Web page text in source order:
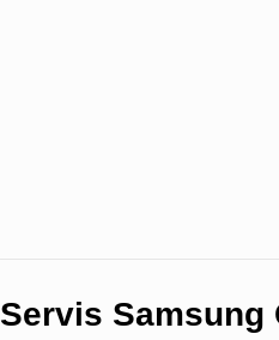
Servis Samsung